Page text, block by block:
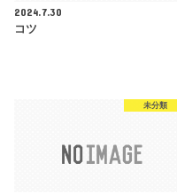
2024.7.30
コツ
未分類